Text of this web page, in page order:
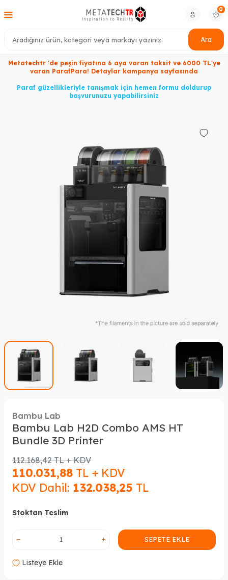
Ara
0
Metatechtr 'de peşin fiyatına 6 aya varan taksit ve 6000 TL'ye
varan ParafPara! Detaylar kampanya sayfasında
Paraf güzellikleriyle tanışmak için hemen formu doldurup
başvurunuzu yapabilirsiniz
Bambu Lab
Bambu Lab H2D Combo AMS HT
Bundle 3D Printer
112.168,42TL + KDV
110.031,88 TL + KDV
KDV Dahil: 132.038,25 TL
Stoktan Teslim
SEPETE EKLE
Listeye Ekle